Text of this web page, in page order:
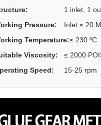
1 inlet, 1
Pressure:
Inlet ≤ 20
Temperature:≤ 230 ºC
Viscosity:
≤ 2000
Speed:
15-25 rpm